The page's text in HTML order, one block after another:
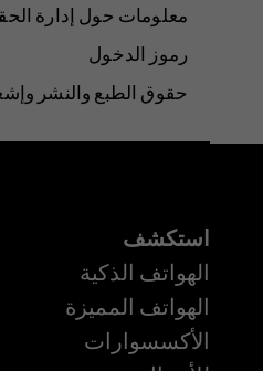
معلومات حول إدارة
رموز الدخول
حقوق الطبع والنشر
استكشف
الهواتف الذكية
الهواتف المميزة
الأكسسوارات